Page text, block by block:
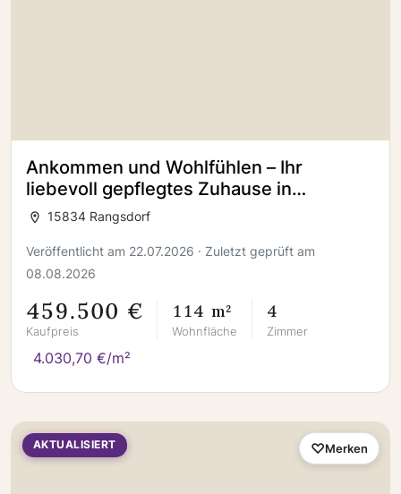
Ankommen und Wohlfühlen – Ihr
liebevoll gepflegtes Zuhause in
Rangsdorf
15834 Rangsdorf
Veröffentlicht am 22.07.2026 · Zuletzt geprüft am
08.08.2026
459.500 €
Kaufpreis
114 m²
Wohnfläche
4
Zimmer
4.030,70 €/m²
AKTUALISIERT Merken